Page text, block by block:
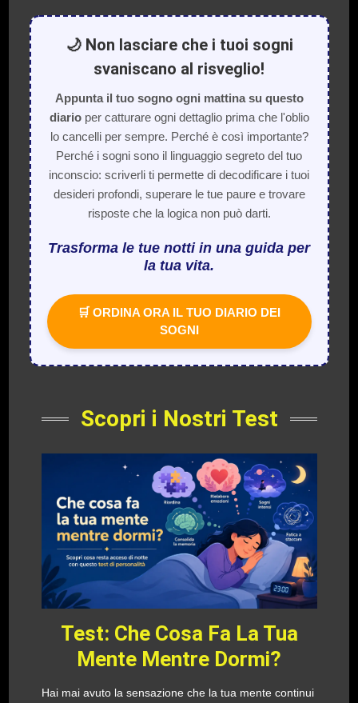
🌙 Non lasciare che i tuoi sogni
svaniscano al risveglio!
Appunta il tuo sogno ogni mattina su questo
diarioper catturare ogni dettaglio prima che l'oblio
lo cancelli per sempre. Perché è così importante?
Perché i sogni sono il linguaggio segreto del tuo
inconscio: scriverli ti permette di decodificare i tuoi
desideri profondi, superare le tue paure e trovare
risposte che la logica non può darti.
Trasforma le tue notti in una guida per
la tua vita.
🛒 ORDINA ORA IL TUO DIARIO DEI
SOGNI
Scopri i Nostri Test
Test: Che Cosa Fa La Tua
Mente Mentre Dormi?
Hai mai avuto la sensazione che la tua mente continui